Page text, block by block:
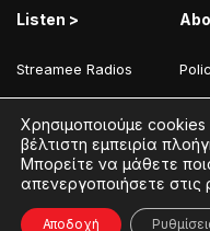
Listen >
Streamee Radios
Moods
Radios
Podcasts
Χρησιμοποιούμε
βέλτιστη εμπειρία
Μπορείτε να μάθετε
απενεργοποιήσετε στις
Αποδοχή